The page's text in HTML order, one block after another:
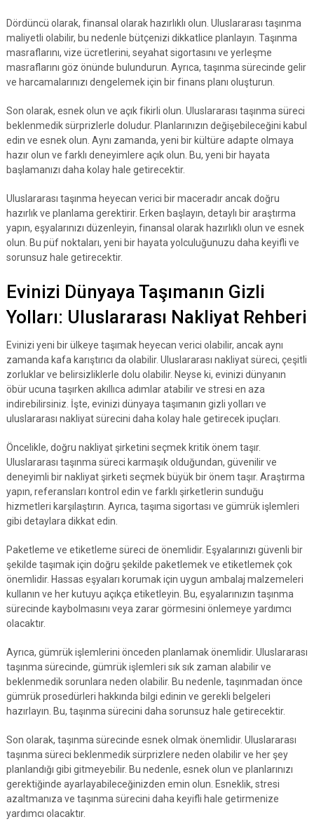
Dördüncü olarak, finansal olarak hazırlıklı olun. Uluslararası taşınma
maliyetli olabilir, bu nedenle bütçenizi dikkatlice planlayın. Taşınma
masraflarını, vize ücretlerini, seyahat sigortasını ve yerleşme
masraflarını göz önünde bulundurun. Ayrıca, taşınma sürecinde gelir
ve harcamalarınızı dengelemek için bir finans planı oluşturun.
Son olarak, esnek olun ve açık fikirli olun. Uluslararası taşınma süreci
beklenmedik sürprizlerle doludur. Planlarınızın değişebileceğini kabul
edin ve esnek olun. Aynı zamanda, yeni bir kültüre adapte olmaya
hazır olun ve farklı deneyimlere açık olun. Bu, yeni bir hayata
başlamanızı daha kolay hale getirecektir.
Uluslararası taşınma heyecan verici bir maceradır ancak doğru
hazırlık ve planlama gerektirir. Erken başlayın, detaylı bir araştırma
yapın, eşyalarınızı düzenleyin, finansal olarak hazırlıklı olun ve esnek
olun. Bu püf noktaları, yeni bir hayata yolculuğunuzu daha keyifli ve
sorunsuz hale getirecektir.
Evinizi Dünyaya Taşımanın Gizli
Yolları: Uluslararası Nakliyat Rehberi
Evinizi yeni bir ülkeye taşımak heyecan verici olabilir, ancak aynı
zamanda kafa karıştırıcı da olabilir. Uluslararası nakliyat süreci, çeşitli
zorluklar ve belirsizliklerle dolu olabilir. Neyse ki, evinizi dünyanın
öbür ucuna taşırken akıllıca adımlar atabilir ve stresi en aza
indirebilirsiniz. İşte, evinizi dünyaya taşımanın gizli yolları ve
uluslararası nakliyat sürecini daha kolay hale getirecek ipuçları.
Öncelikle, doğru nakliyat şirketini seçmek kritik önem taşır.
Uluslararası taşınma süreci karmaşık olduğundan, güvenilir ve
deneyimli bir nakliyat şirketi seçmek büyük bir önem taşır. Araştırma
yapın, referansları kontrol edin ve farklı şirketlerin sunduğu
hizmetleri karşılaştırın. Ayrıca, taşıma sigortası ve gümrük işlemleri
gibi detaylara dikkat edin.
Paketleme ve etiketleme süreci de önemlidir. Eşyalarınızı güvenli bir
şekilde taşımak için doğru şekilde paketlemek ve etiketlemek çok
önemlidir. Hassas eşyaları korumak için uygun ambalaj malzemeleri
kullanın ve her kutuyu açıkça etiketleyin. Bu, eşyalarınızın taşınma
sürecinde kaybolmasını veya zarar görmesini önlemeye yardımcı
olacaktır.
Ayrıca, gümrük işlemlerini önceden planlamak önemlidir. Uluslararası
taşınma sürecinde, gümrük işlemleri sık sık zaman alabilir ve
beklenmedik sorunlara neden olabilir. Bu nedenle, taşınmadan önce
gümrük prosedürleri hakkında bilgi edinin ve gerekli belgeleri
hazırlayın. Bu, taşınma sürecini daha sorunsuz hale getirecektir.
Son olarak, taşınma sürecinde esnek olmak önemlidir. Uluslararası
taşınma süreci beklenmedik sürprizlere neden olabilir ve her şey
planlandığı gibi gitmeyebilir. Bu nedenle, esnek olun ve planlarınızı
gerektiğinde ayarlayabileceğinizden emin olun. Esneklik, stresi
azaltmanıza ve taşınma sürecini daha keyifli hale getirmenize
yardımcı olacaktır.